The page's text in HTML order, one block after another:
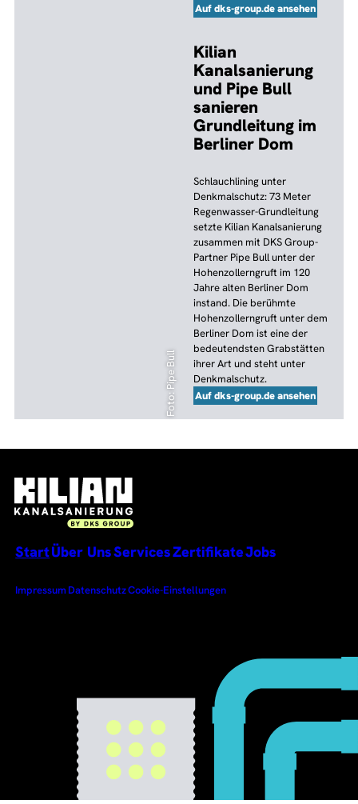
Auf dks-group.de ansehen
Foto: Pipe Bull
Kilian
Kanalsanierung
und Pipe Bull
sanieren
Grundleitung im
Berliner Dom
Schlauchlining unter
Denkmalschutz: 73 Meter
Regenwasser-Grundleitung
setzte Kilian Kanalsanierung
zusammen mit DKS Group-
Partner Pipe Bull unter der
Hohenzollerngruft im 120
Jahre alten Berliner Dom
instand. Die berühmte
Hohenzollerngruft unter dem
Berliner Dom ist eine der
bedeutendsten Grabstätten
ihrer Art und steht unter
Denkmalschutz.
Auf dks-group.de ansehen
Zur
Startseite
gehen
StartÜber UnsServicesZertifikateJobs
ImpressumDatenschutzCookie-Einstellungen